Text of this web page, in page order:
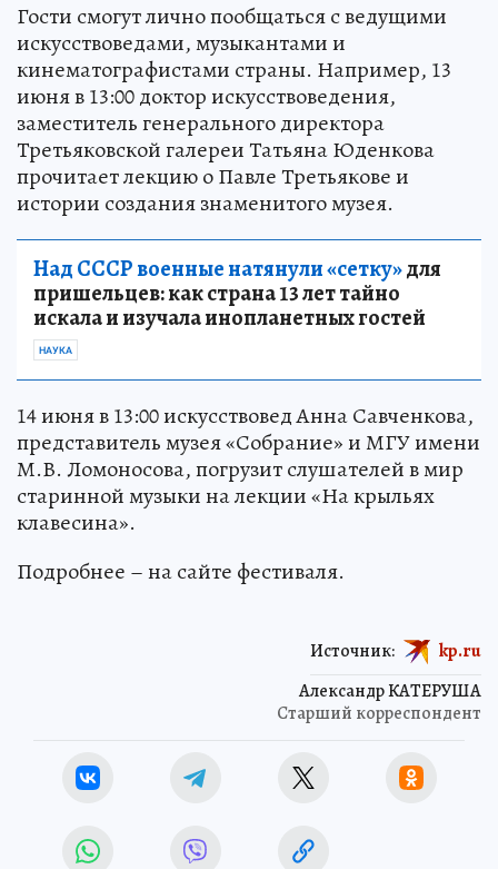
Гости смогут лично пообщаться с ведущими
искусствоведами, музыкантами и
кинематографистами страны. Например, 13
июня в 13:00 доктор искусствоведения,
заместитель генерального директора
Третьяковской галереи Татьяна Юденкова
прочитает лекцию о Павле Третьякове и
истории создания знаменитого музея.
Над СССР военные натянули «сетку»для
пришельцев: как страна 13 лет тайно
искала и изучала инопланетных гостей
НАУКА
14 июня в 13:00 искусствовед Анна Савченкова,
представитель музея «Собрание» и МГУ имени
М.В. Ломоносова, погрузит слушателей в мир
старинной музыки на лекции «На крыльях
клавесина».
Подробнее – на сайте фестиваля.
Александр КАТЕРУША
Старший корреспондент
Источник: kp.ru